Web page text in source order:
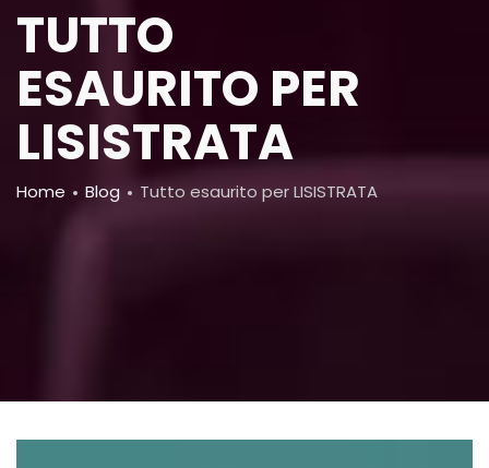
TUTTO
ESAURITO PER
LISISTRATA
Breadcrumb
Home Blog Tutto esaurito per LISISTRATA